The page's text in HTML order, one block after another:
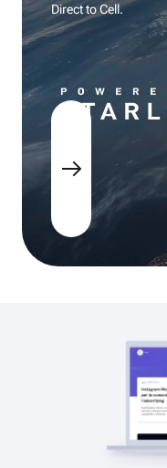
Direct to Cell.